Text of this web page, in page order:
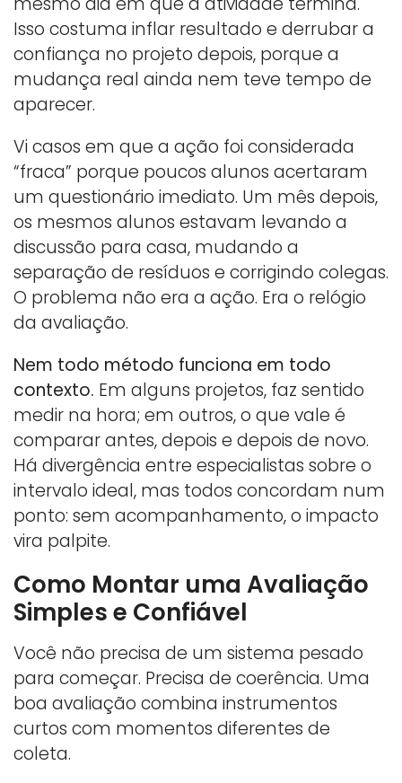
Isso costuma inflar resultado e derrubar a
confiança no projeto depois, porque a
mudança real ainda nem teve tempo de
aparecer.
Vi casos em que a ação foi considerada
“fraca” porque poucos alunos acertaram
um questionário imediato. Um mês depois,
os mesmos alunos estavam levando a
discussão para casa, mudando a
separação de resíduos e corrigindo colegas.
O problema não era a ação. Era o relógio
da avaliação.
Nem todo método funciona em todo
contexto. Em alguns projetos, faz sentido
medir na hora; em outros, o que vale é
comparar antes, depois e depois de novo.
Há divergência entre especialistas sobre o
intervalo ideal, mas todos concordam num
ponto: sem acompanhamento, o impacto
vira palpite.
Como Montar uma Avaliação
Simples e Confiável
Você não precisa de um sistema pesado
para começar. Precisa de coerência. Uma
boa avaliação combina instrumentos
curtos com momentos diferentes de
coleta.